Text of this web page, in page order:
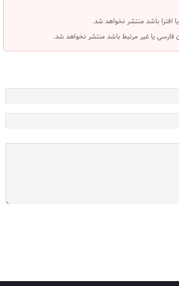
افترا باشد منتشر نخواهد شد.
فارسی یا غیر مرتبط باشد منتشر نخواهد شد.